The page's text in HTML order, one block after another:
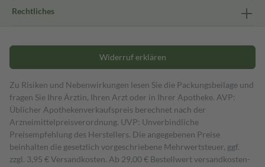
Rechtliches
Widerruf erklären
Zu Risiken und Nebenwirkungen lesen Sie die Packungsbeilage und
fragen Sie Ihre Ärztin, Ihren Arzt oder in Ihrer Apotheke. AVP:
Üblicher Apothekenverkaufspreis berechnet nach der
Arzneimittelpreisverordnung. UVP: Unverbindliche
Preisempfehlung des Herstellers. Die angegebenen Preise
beinhalten die gesetzlich vorgeschriebene Mehrwertsteuer, ggf.
zzgl. 3,95 € Versandkosten. Ab 29,00 € Bestell­wert versand­kosten­